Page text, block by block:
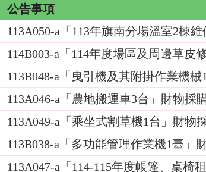
公告事項
113A050-a「113年旗南分場溫室2棟
114B003-a「114年度場區及周邊草
113B048-a「曳引機及其附掛作業機
113A046-a「農地搬運車3台」財物採
113A049-a「乘坐式割草機1台」財物
113B038-a「多功能管理作業機1臺」
113A047-a「114-115年度帳篷、桌椅